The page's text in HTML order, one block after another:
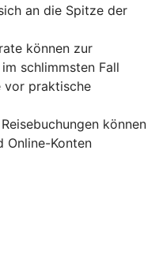
an die Spitze der
können zur
schlimmsten Fall
vor praktische
können
Online-Konten